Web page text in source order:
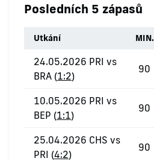
Posledních 5 zápasů
Utkání MIN.
24.05.2026 PRI vs
BRA (1:2)
90
10.05.2026 PRI vs
BEP (1:1)
90
25.04.2026 CHS vs
PRI (4:2)
90